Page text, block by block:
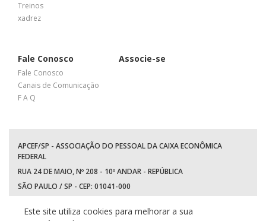
Treinos
xadrez
Fale Conosco
Fale Conosco
Canais de Comunicação
F A Q
Associe-se
APCEF/SP - ASSOCIAÇÃO DO PESSOAL DA CAIXA ECONÔMICA
FEDERAL
RUA 24 DE MAIO, Nº 208 - 10º ANDAR - REPÚBLICA
SÃO PAULO / SP - CEP: 01041-000
WhatsApp: (11) 94597-5758
Este site utiliza cookies para melhorar a sua